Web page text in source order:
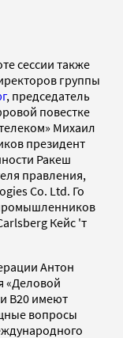
сессии также
группы
, председатель
повестке
Михаил
президент
Ракеш
правления,
Co. Ltd. Го
Кейс 'т
Антон
«Деловой
В20 имеют
вопросы